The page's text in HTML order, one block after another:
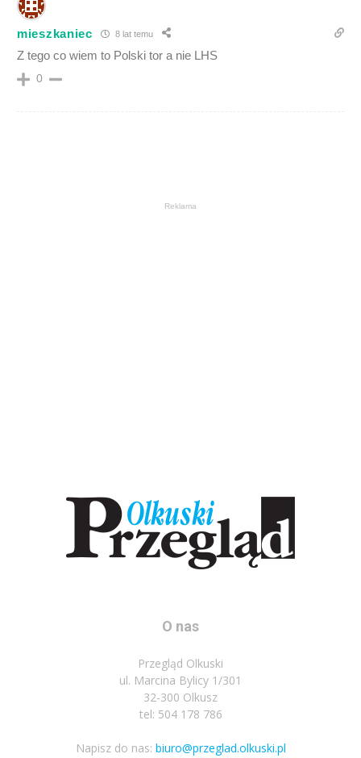
mieszkaniec 8 lat temu
Z tego co wiem to Polski tor a nie LHS
0
Reklama
O nas
Przegląd Olkuski
ul. Marcina Bylicy 1/301
32-300 Olkusz
tel: 504 178 786
Napisz do nas: biuro@przeglad.olkuski.pl